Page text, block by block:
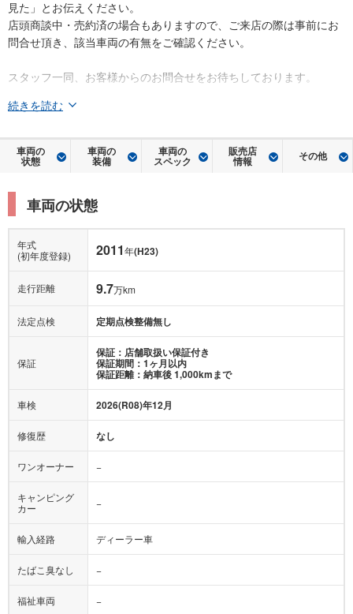
見た」とお伝えください。
店頭商談中・売約済の場合もありますので、ご来店の際は事前にお
問合せ頂き、該当車両の有無をご確認ください。
スタッフ一同、お客様からのお問合せをお待ちしております。
続きを読む
車両の
状態
車両の
装備
車両の
スペック
販売店
情報 その他
車両の状態
年式
(初年度登録)
2011年(H23)
走行距離 9.7万km
法定点検 定期点検整備無し
保証
保証：店舗取扱い保証付き
保証期間：1ヶ月以内
保証距離：納車後 1,000kmまで
車検 2026(R08)年12月
修復歴 なし
ワンオーナー −
キャンピング
カー
−
輸入経路 ディーラー車
たばこ臭なし −
福祉車両 −